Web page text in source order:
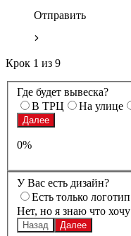
Отправить
Крок 1 из 9
Где будет вывеска?
В ТРЦ
На улице
Далее
0%
У Вас есть дизайн?
Есть только логотип
Нет, но я знаю что хочу
Назад Далее